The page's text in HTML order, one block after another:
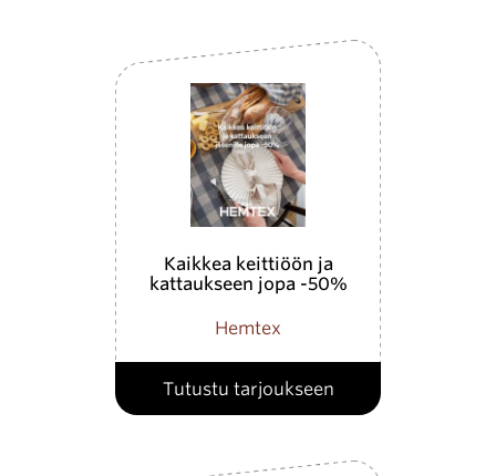
Kaikkea keittiöön ja
kattaukseen jopa -50%
Hemtex
Tutustu tarjoukseen